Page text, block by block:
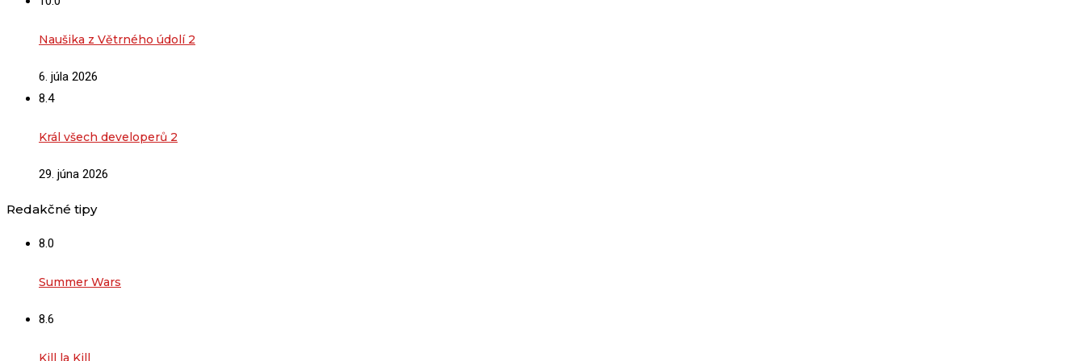
Naušika z Větrného údolí 2
6. júla 2026
8.4
Král všech developerů 2
29. júna 2026
Redakčné tipy
8.0
Summer Wars
8.6
Kill la Kill